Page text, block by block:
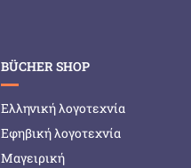
BÜCHER SHOP
Ελληνική λογοτεχνία
Εφηβική λογοτεχνία
Μαγειρική